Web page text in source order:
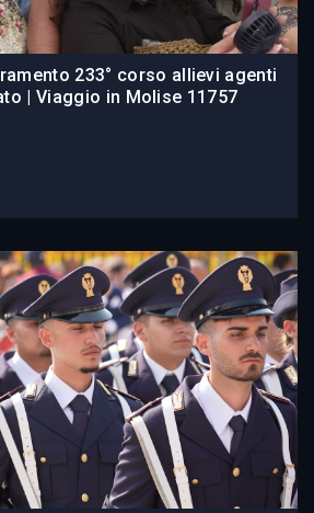
233° corso allievi agenti
| Viaggio in Molise 11757